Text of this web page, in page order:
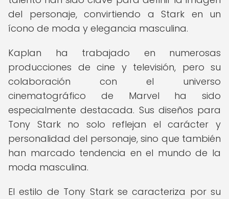
del personaje, convirtiendo a Stark en un
ícono de moda y elegancia masculina.
Kaplan ha trabajado en numerosas
producciones de cine y televisión, pero su
colaboración con el universo
cinematográfico de Marvel ha sido
especialmente destacada. Sus diseños para
Tony Stark no solo reflejan el carácter y
personalidad del personaje, sino que también
han marcado tendencia en el mundo de la
moda masculina.
El estilo de Tony Stark se caracteriza por su